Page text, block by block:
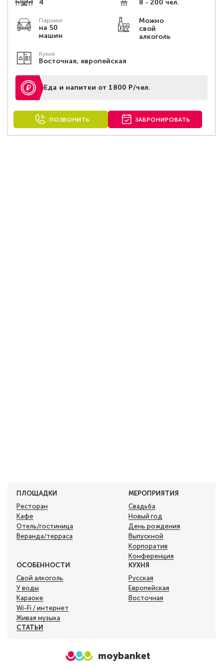
4 8 - 200 чел.
Паркинг
на 50
машин
Можно
свой
алкоголь
Кухня
Восточная, европейская
Еда и напитки от 1800 Р/чел.
ПОЗВОНИТЬ ЗАБРОНИРОВАТЬ
ПЛОЩАДКИ
Ресторан
Кафе
Отель/гостиница
Веранда/терраса
МЕРОПРИЯТИЯ
Свадьба
Новый год
День рождения
Выпускной
Корпоратив
Конференция
ОСОБЕННОСТИ
Свой алкоголь
У воды
Караоке
Wi-Fi / интернет
Живая музыка
КУХНЯ
Русская
Европейская
Восточная
СТАТЬИ
moybanket